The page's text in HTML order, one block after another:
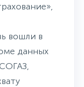
вошли в
данных